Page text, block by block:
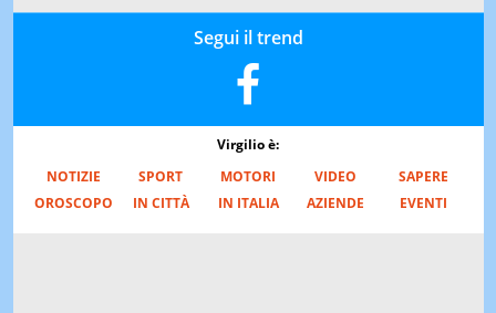
Segui il trend
Virgilio è:
NOTIZIE
SPORT MOTORI VIDEO
SAPERE
OROSCOPO
IN CITTÀ IN ITALIA AZIENDE EVENTI